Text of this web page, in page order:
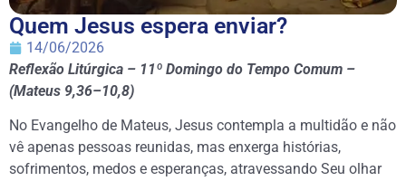
Quem Jesus espera enviar?
14/06/2026
Reflexão Litúrgica – 11º Domingo do Tempo Comum –
(Mateus 9,36–10,8)
No Evangelho de Mateus, Jesus contempla a multidão e não
vê apenas pessoas reunidas, mas enxerga histórias,
sofrimentos, medos e esperanças, atravessando Seu olhar